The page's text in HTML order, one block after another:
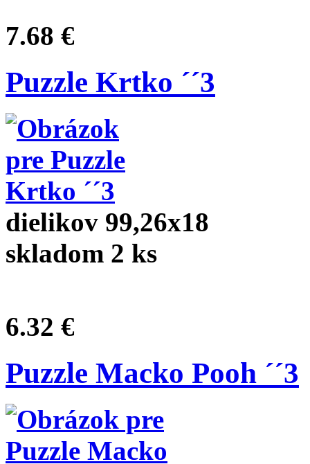
7.68 €
Puzzle Krtko ´´3
dielikov 99,26x18
skladom 2 ks
6.32 €
Puzzle Macko Pooh ´´3